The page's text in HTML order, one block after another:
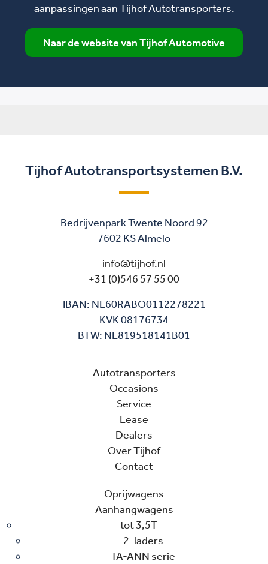
aanpassingen aan Tijhof Autotransporters.
Naar de website van Tijhof Automotive
Tijhof Autotransportsystemen B.V.
Bedrijvenpark Twente Noord 92
7602 KS Almelo
info@tijhof.nl
+31 (0)546 57 55 00
IBAN: NL60RABO0112278221
KVK 08176734
BTW: NL819518141B01
Autotransporters
Occasions
Service
Lease
Dealers
Over Tijhof
Contact
Oprijwagens
Aanhangwagens
tot 3,5T
2-laders
TA-ANN serie